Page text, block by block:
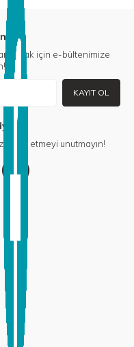
olmak için e-bültenimize
KAYIT OL
takip etmeyi unutmayın!